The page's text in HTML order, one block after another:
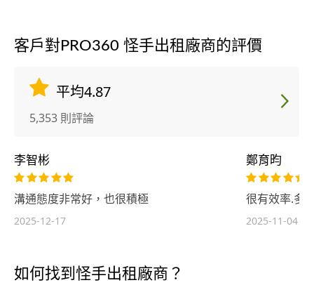
客戶對PRO360 怪手出租廠商的評價
平均4.87
5,353 則評論
李智彬
溝通態度非常好，也很積極
2025-12-17
鄭育昀
很有效率.多
2025-11-04
如何找到怪手出租廠商？